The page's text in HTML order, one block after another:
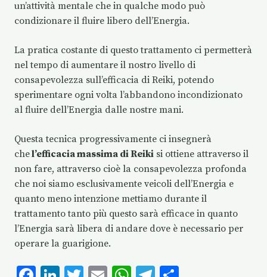
un’attività mentale che in qualche modo può
condizionare il fluire libero dell’Energia.
La pratica costante di questo trattamento ci permetterà
nel tempo di aumentare il nostro livello di
consapevolezza sull’efficacia di Reiki, potendo
sperimentare ogni volta l’abbandono incondizionato
al fluire dell’Energia dalle nostre mani.
Questa tecnica progressivamente ci insegnerà
chel’efficacia massima di Reiki si ottiene attraverso il
non fare, attraverso cioè la consapevolezza profonda
che noi siamo esclusivamente veicoli dell’Energia e
quanto meno intenzione mettiamo durante il
trattamento tanto più questo sarà efficace in quanto
l’Energia sarà libera di andare dove è necessario per
operare la guarigione.